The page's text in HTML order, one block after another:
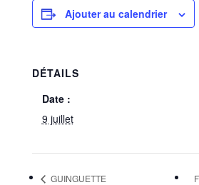
Ajouter au calendrier
DÉTAILS
Date :
9 juillet
GUINGUETTE